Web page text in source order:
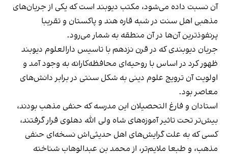
آن نسبت داده می‌شود، مکتب دیوبند است که یکی از جریان‌های
مذهبی اهل سنت در شبه قاره هند و پاکستان و تقریبا
پرنفوذترین آن‌ها در آن منطقه به شمار می‌رود.
جریان دیوبندی که در قرن نزدهم با تاسیس دارالعلوم دیوبند
ظهور کرد در اساس با روحیه‌ای محافظه‌کارانه به وجود آمد و
اولویت آن ترویج علوم دینی به شکل سنتی در برابر دانش‌های
معاصر بود.
استادان و فارغ التحصیلان این مدرسه که حنفی مذهب بودند،
بیش‌تر تحت تاثیر آموزه‌های شاه ولی الله دهلوی قرار گرفتند،
کسی که به علت گرایش‌های اهل حدیثی‌اش نسخه‌ای حنفی
مذهب، و طبعا ملایم‌تر، از محمد بن عبدالوهاب شناخته